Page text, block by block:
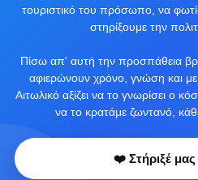
τουριστικό του πρόσωπο, να
στηρίξουμε την
Πίσω απ' αυτή την προσπάθεια
αφιερώνουν χρόνο, γνώση και
Αιτωλικό αξίζει να το γνωρίσει ο
να το κρατάμε ζωντανό,
❤️ Στήριξέ